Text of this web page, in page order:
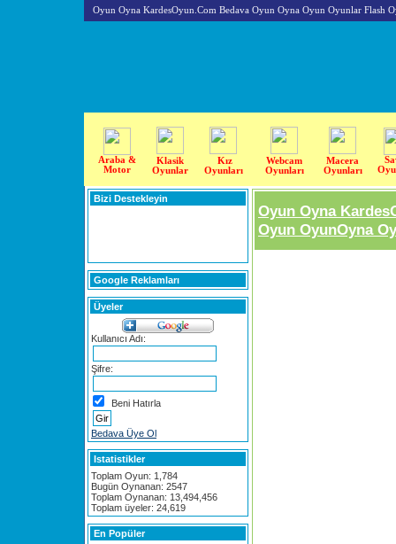
Oyun Oyna KardesOyun.Com Bedava Oyun Oyna Oyun Oyunlar Flash
Araba &
Motor
Klasik
Oyunlar
Kız
Oyunları
Webcam
Oyunları
Macera
Oyunları
Bizi Destekleyin
Google Reklamları
Üyeler
Kullanıcı Adı:
Şifre:
Beni Hatırla
Bedava Üye Ol
Istatistikler
Toplam Oyun: 1,784
Bugün Oynanan: 2547
Toplam Oynanan: 13,494,456
Toplam üyeler: 24,619
En Popüler
Oyun Oyna
Oyun OyunOyna